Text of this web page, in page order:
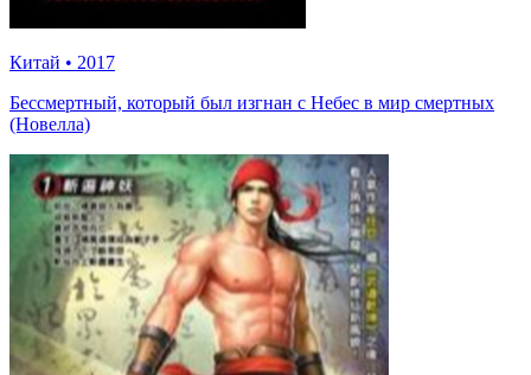
Китай • 2017
Бессмертный, который был изгнан с Небес в мир смертных
(Новелла)